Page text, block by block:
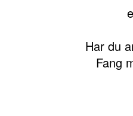
Har du
Fang